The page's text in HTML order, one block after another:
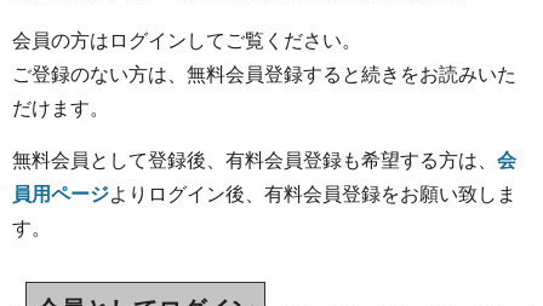
会員の方はログインしてご覧ください。
ご登録のない方は、無料会員登録すると続きをお読みいた
だけます。
無料会員として登録後、有料会員登録も希望する方は、 会
員用ページよりログイン後、有料会員登録をお願い致しま
す。